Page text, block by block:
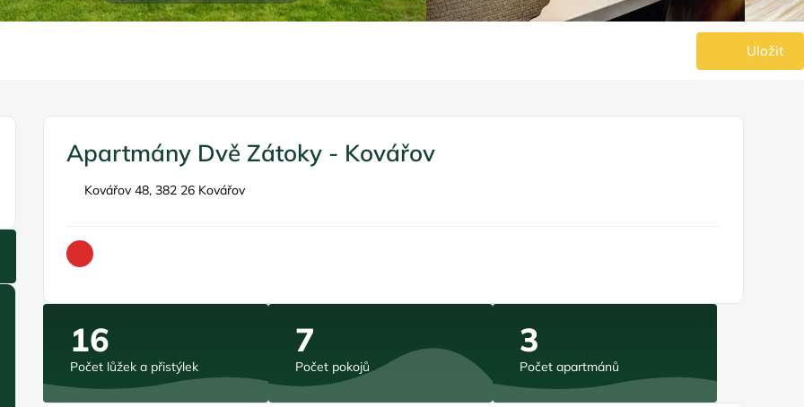
Uložit
Apartmány Dvě Zátoky - Kovářov
Kovářov 48, 382 26 Kovářov
16
Počet lůžek a přistýlek
7
Počet pokojů
3
Počet apartmánů